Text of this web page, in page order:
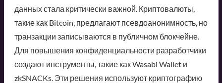
данных стала критически важной. Криптовалюты,
такие как Bitcoin, предлагают псевдоанонимность, но
транзакции записываются в публичном блокчейне.
Для повышения конфиденциальности разработчики
создают инструменты, такие как Wasabi Wallet и
zkSNACKs. Эти решения используют криптографию